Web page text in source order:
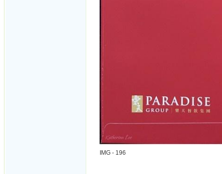
IMG - 196